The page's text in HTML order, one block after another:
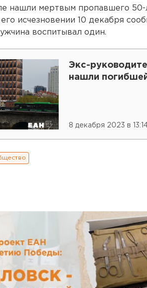
нашли мертвым пропавшего 50-
исчезновении 10 декабря
воспитывал один.
Экс-
нашли
8 декабря 2023 в